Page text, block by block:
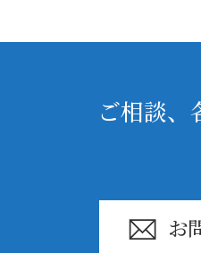
ご相談、
お